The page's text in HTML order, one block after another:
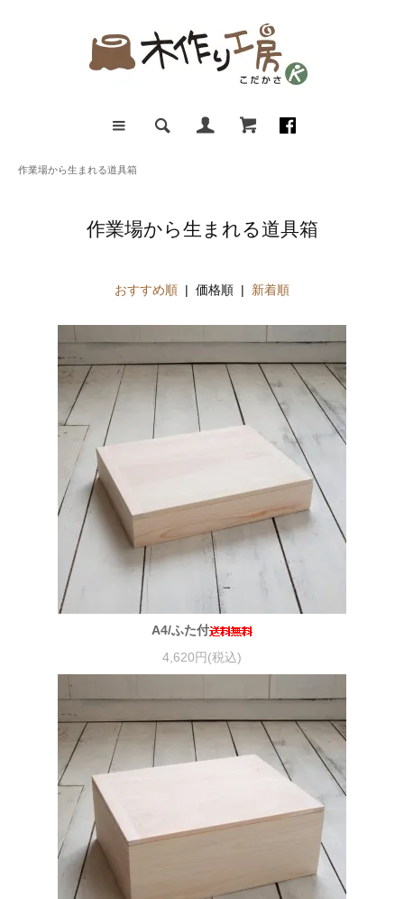
作業場から生まれる道具箱
作業場から生まれる道具箱
おすすめ順 | 価格順 | 新着順
A4/ふた付
4,620円(税込)